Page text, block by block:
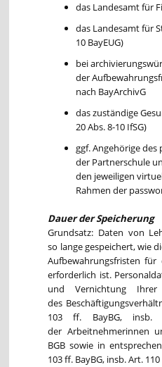
das Landesamt für
das Landesamt für
10 BayEUG)
bei
der
nach BayArchivG
das zuständige
20 Abs. 8-10 IfSG)
ggf. Angehörige des
der Partnerschule
den jeweiligen
Rahmen der
Dauer der Speicherung
Grundsatz: Daten von
so lange gespeichert, wie
Aufbewahrungsfristen für
erforderlich ist.
und Vernichtung Ihrer
des
103 ff. BayBG, insb.
der Arbeitnehmerinnen
BGB sowie in
103 ff. BayBG, insb. Art. 110